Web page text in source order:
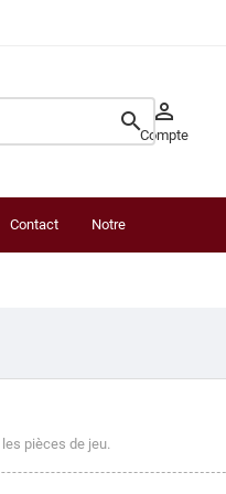
 
Compte
Contact Notre
pièces de jeu.